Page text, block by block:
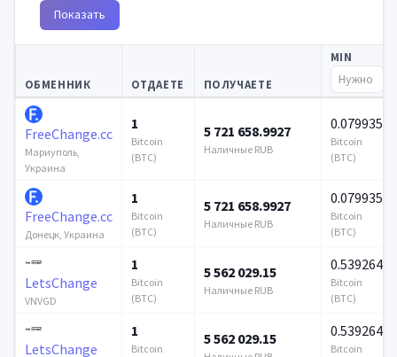
Показать
ОБМЕННИК ОТДАЕТЕ ПОЛУЧАЕТЕ
MIN
FreeChange.cc
Мариуполь,
Украина
1
Bitcoin
(BTC)
5 721 658.9927
Наличные RUB
0.079935
Bitcoin
(BTC)
FreeChange.cc
Донецк, Украина
1
Bitcoin
(BTC)
5 721 658.9927
Наличные RUB
0.079935
Bitcoin
(BTC)
LetsChange
VNVGD
1
Bitcoin
(BTC)
5 562 029.15
Наличные RUB
0.539264
Bitcoin
(BTC)
LetsChange
1
Bitcoin
5 562 029.15 0.539264
Bitcoin